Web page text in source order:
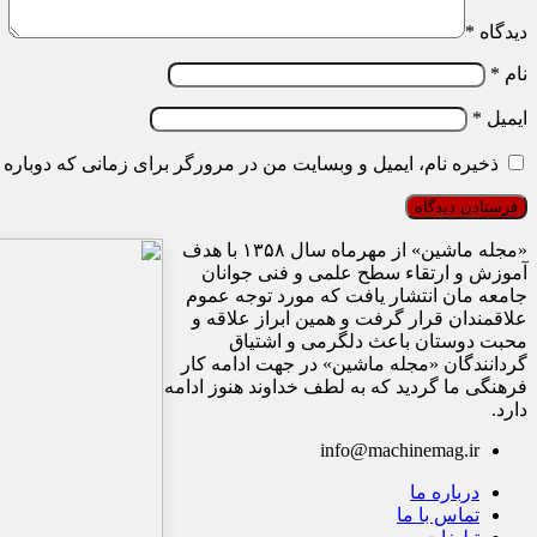
دیدگاه *
نام *
ایمیل *
ذخیره نام، ایمیل و وبسایت من در مرورگر برای زمانی که
«مجله ماشین» از مهرماه سال ۱۳۵۸ با هدف
آموزش و ارتقاء سطح علمی و فنی جوانان
جامعه مان انتشار یافت که مورد توجه عموم
علاقمندان قرار گرفت و همین ابراز علاقه و
محبت دوستان باعث دلگرمی و اشتیاق
گردانندگان «مجله ماشین» در جهت ادامه کار
فرهنگی ما گردید که به لطف خداوند هنوز ادامه
دارد.
info@machinemag.ir
درباره ما
تماس با ما